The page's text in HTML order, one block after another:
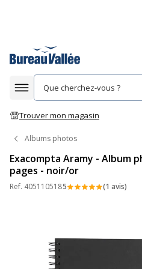
Afficher la navigation
Trouver mon magasin
Albums photos
Exacompta Aramy - Album
pages - noir/or
Ref. 4051105185 (1 avis)